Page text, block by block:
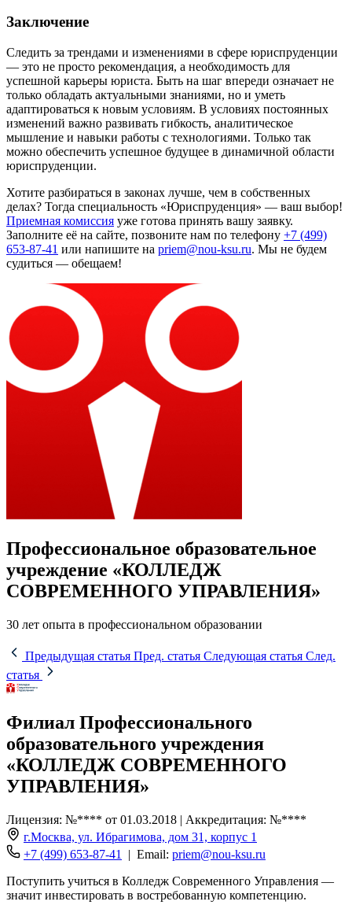
Заключение
Следить за трендами и изменениями в сфере юриспруденции
— это не просто рекомендация, а необходимость для
успешной карьеры юриста. Быть на шаг впереди означает не
только обладать актуальными знаниями, но и уметь
адаптироваться к новым условиям. В условиях постоянных
изменений важно развивать гибкость, аналитическое
мышление и навыки работы с технологиями. Только так
можно обеспечить успешное будущее в динамичной области
юриспруденции.
Хотите разбираться в законах лучше, чем в собственных
делах? Тогда специальность «Юриспруденция» — ваш выбор!
Приемная комиссия уже готова принять вашу заявку.
Заполните её на сайте, позвоните нам по телефону +7 (499)
653-87-41 или напишите на priem@nou-ksu.ru. Мы не будем
судиться — обещаем!
Профессиональное образовательное
учреждение «КОЛЛЕДЖ
СОВРЕМЕННОГО УПРАВЛЕНИЯ»
30 лет опыта в профессиональном образовании
Предыдущая статья Пред. статья Следующая статья След.
статья
Филиал Профессионального
образовательного учреждения
«КОЛЛЕДЖ СОВРЕМЕННОГО
УПРАВЛЕНИЯ»
Лицензия: №**** от 01.03.2018 | Аккредитация: №****
г.Москва, ул. Ибрагимова, дом 31, корпус 1
+7 (499) 653-87-41
| Email: priem@nou-ksu.ru
Поступить учиться в Колледж Современного Управления —
значит инвестировать в востребованную компетенцию.